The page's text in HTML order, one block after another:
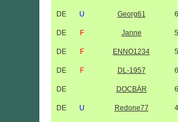
DE U Georg61
DE F Janne
DE F ENNO1234
DE F DL-1957
DE DOCBÄR
DE U Redone77